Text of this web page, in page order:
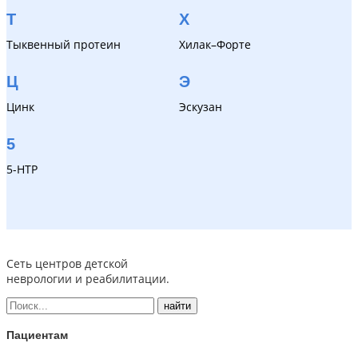
Т
Тыквенный протеин
Х
Хилак–Форте
Ц
Цинк
Э
Эскузан
5
5-HTP
Сеть центров детской
неврологии и реабилитации.
Пациентам